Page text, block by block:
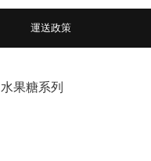
運送政策
水果糖系列